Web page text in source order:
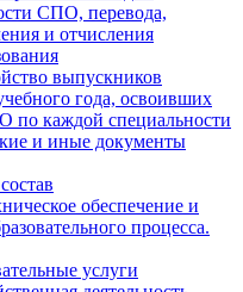
СПО, перевода,
и отчисления
выпускников
года, освоивших
каждой специальности
и иные документы
обеспечение и
процесса.
услуги